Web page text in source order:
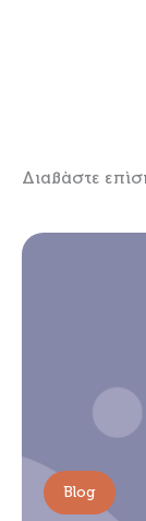
Διαβάστε
Blog
Showing